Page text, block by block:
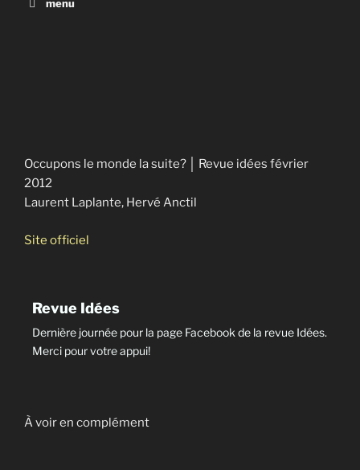
menu
Occupons le monde la suite? │ Revue idées février
2012
Laurent Laplante, Hervé Anctil
Site officiel
Revue Idées
Dernière journée pour la page Facebook de la revue Idées.
Merci pour votre appui!
À voir en complément